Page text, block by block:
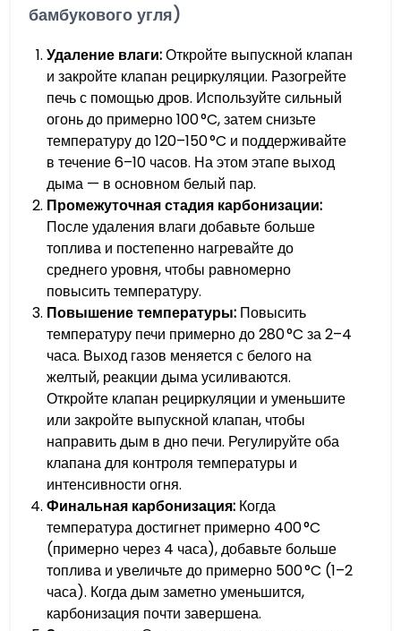
бамбукового угля)
Удаление влаги:Откройте выпускной клапан
и закройте клапан рециркуляции. Разогрейте
печь с помощью дров. Используйте сильный
огонь до примерно 100 °C, затем снизьте
температуру до 120–150 °C и поддерживайте
в течение 6–10 часов. На этом этапе выход
дыма — в основном белый пар.
Промежуточная стадия карбонизации:
После удаления влаги добавьте больше
топлива и постепенно нагревайте до
среднего уровня, чтобы равномерно
повысить температуру.
Повышение температуры: Повысить
температуру печи примерно до 280 °C за 2–4
часа. Выход газов меняется с белого на
желтый, реакции дыма усиливаются.
Откройте клапан рециркуляции и уменьшите
или закройте выпускной клапан, чтобы
направить дым в дно печи. Регулируйте оба
клапана для контроля температуры и
интенсивности огня.
Финальная карбонизация: Когда
температура достигнет примерно 400 °C
(примерно через 4 часа), добавьте больше
топлива и увеличьте до примерно 500 °C (1–2
часа). Когда дым заметно уменьшится,
карбонизация почти завершена.